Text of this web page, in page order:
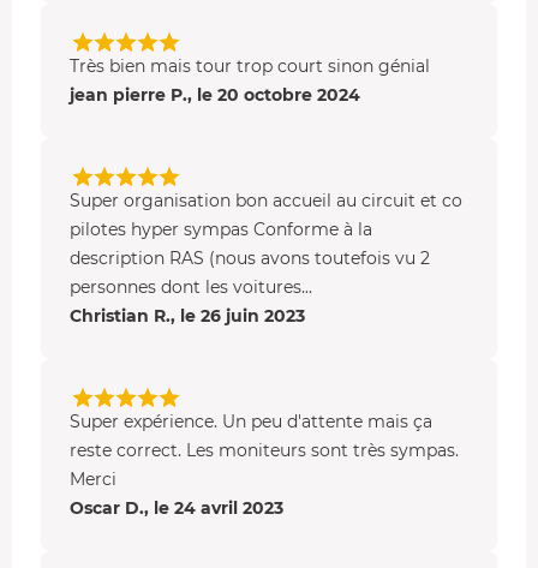
avec chacun une zone de dégagement et 1 grande
ligne droite de 745 m. La piste d'Auvergne-Rhône-Alpes
mesure 1.7 km de long pour 9 m de large.
Très bien mais tour trop court sinon génial
jean pierre P., le 20 octobre 2024
Super organisation bon accueil au circuit et co
pilotes hyper sympas Conforme à la
description RAS (nous avons toutefois vu 2
personnes dont les voitures...
Christian R., le 26 juin 2023
Super expérience. Un peu d'attente mais ça
reste correct. Les moniteurs sont très sympas.
Merci
Oscar D., le 24 avril 2023